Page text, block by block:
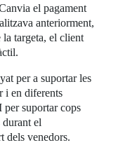
el pagament
anteriorment,
targeta, el client
per a suportar les
i en diferents
per suportar cops
durant el
dels venedors.